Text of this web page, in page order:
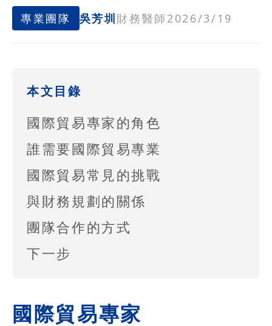
專業團隊 吳芳圳財務醫師 2026/3/19
本文目錄
國際貿易專家的角色
誰需要國際貿易專業
國際貿易常見的挑戰
與財務規劃的關係
團隊合作的方式
下一步
國際貿易專家